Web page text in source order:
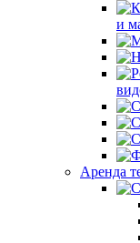
и
Аренда